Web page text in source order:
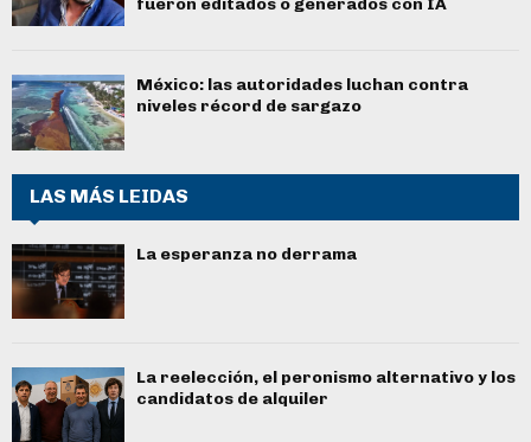
México: las autoridades luchan contra
niveles récord de sargazo
LAS MÁS LEIDAS
La esperanza no derrama
La reelección, el peronismo alternativo y los
candidatos de alquiler